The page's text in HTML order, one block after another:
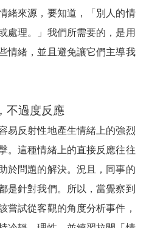
緒來源，要知道，「別人的情
處理。」我們所需要的，是用
情緒，並且避免讓它們主導我
不過度反應
易反射性地產生情緒上的強烈
。這種情緒上的直接反應往往
於問題的解決。況且，同事的
是針對我們。所以，當覺察到
嘗試從客觀的角度分析事件，